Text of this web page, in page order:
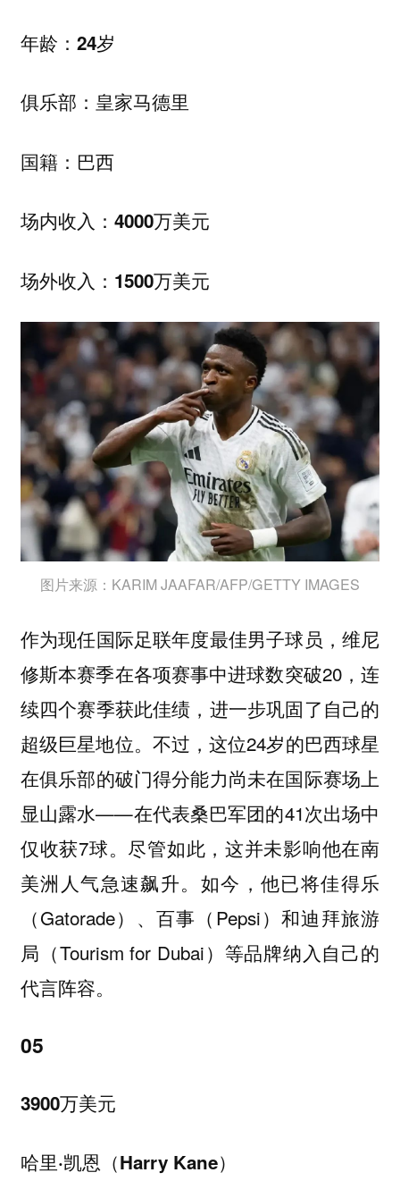
年龄：24岁
俱乐部：皇家马德里
国籍：巴西
场内收入：4000万美元
场外收入：1500万美元
图片来源：KARIM JAAFAR/AFP/GETTY IMAGES
作为现任国际足联年度最佳男子球员，维尼
修斯本赛季在各项赛事中进球数突破20，连
续四个赛季获此佳绩，进一步巩固了自己的
超级巨星地位。不过，这位24岁的巴西球星
在俱乐部的破门得分能力尚未在国际赛场上
显山露水——在代表桑巴军团的41次出场中
仅收获7球。尽管如此，这并未影响他在南
美洲人气急速飙升。如今，他已将佳得乐
（Gatorade）、百事（Pepsi）和迪拜旅游
局（Tourism for Dubai）等品牌纳入自己的
代言阵容。
05
3900万美元
哈里·凯恩（Harry Kane）